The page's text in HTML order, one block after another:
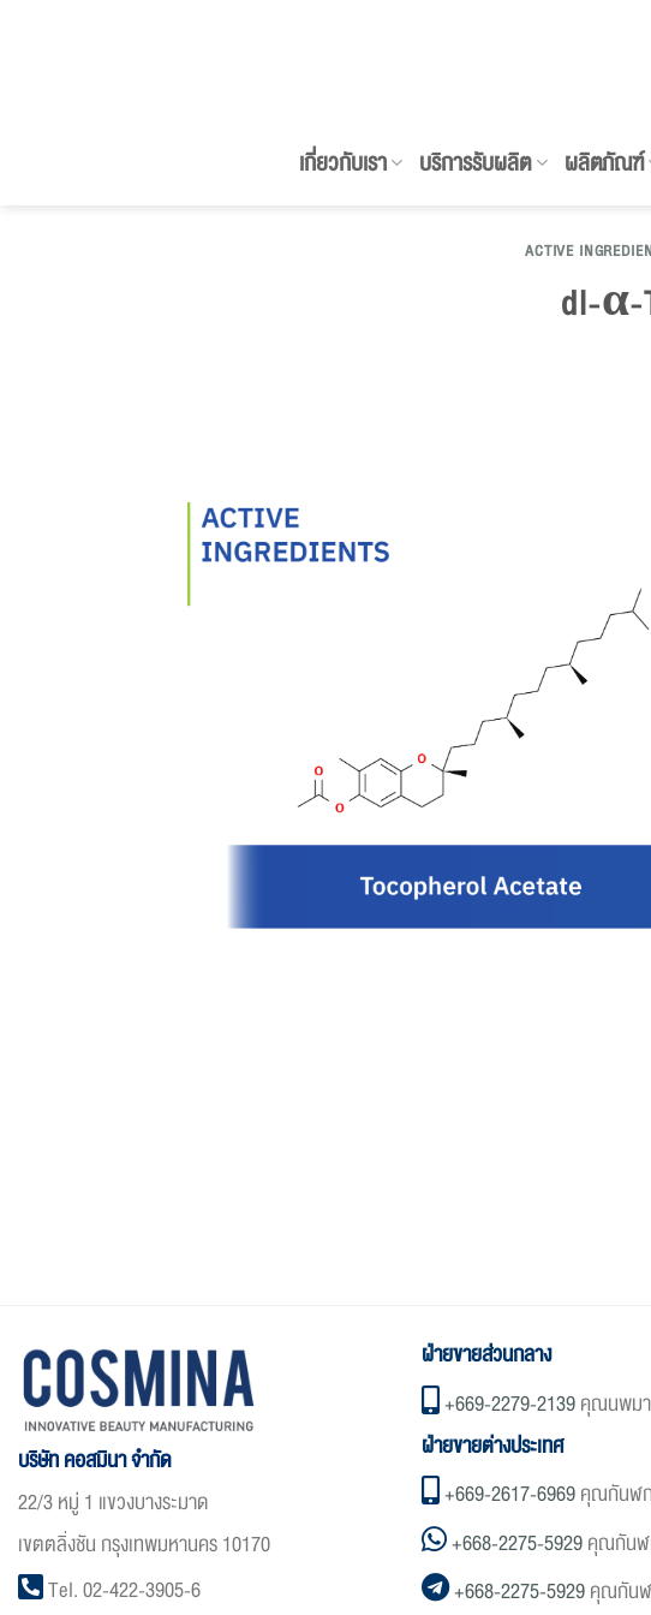
เกี่ยวกับเรา บริการรับผลิต ผลิตภัณฑ์
ACTIVE
dl-α-
บริษัท คอสมินา จำกัด
22/3 หมู่ 1 แขวงบางระมาด
เขตตลิ่งชัน กรุงเทพมหานคร 10170
Tel. 02-422-3905-6
ฝ่ายขายส่วนกลาง
+669-2279-2139คุณนพม
ฝ่ายขายต่างประเทศ
+669-2617-6969คุณกันฬ
+668-2275-5929คุณกัน
+668-2275-5929คุณกัน